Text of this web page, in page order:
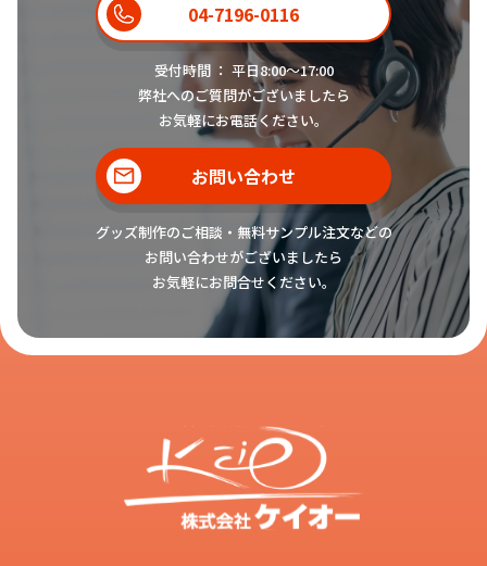
04-7196-0116
受付時間 ： 平日8:00〜17:00
弊社へのご質問がございましたら
お気軽にお電話ください。
お問い合わせ
グッズ制作のご相談・無料サンプル注文などの
お問い合わせがございましたら
お気軽にお問合せください。